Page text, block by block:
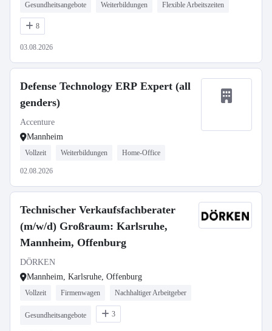
Gesundheitsangebote Weiterbildungen Flexible Arbeitszeiten
8
03.08.2026
Defense Technology ERP Expert (all
genders)
Accenture
Mannheim
Vollzeit Weiterbildungen Home-Office
02.08.2026
Technischer Verkaufsfachberater
(m/w/d) Großraum: Karlsruhe,
Mannheim, Offenburg
DÖRKEN
Mannheim, Karlsruhe, Offenburg
Vollzeit Firmenwagen Nachhaltiger Arbeitgeber
Gesundheitsangebote 3